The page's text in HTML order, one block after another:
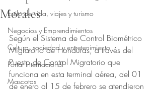
Estilo de vida, viajes y turismo
Negocios y Emprendimientos
Cultura, sociedad y entretenimiento
Portal Internacional
Mascotas
Morales
Obtuvo NaN de 5 estrellas.
Según el Sistema de Control Biométrico
Migratorio de Honduras, a través del
Puesto de Control Migratorio que
funciona en esta terminal aérea, del 01
de enero al 15 de febrero se atendieron